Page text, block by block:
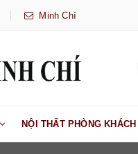
Minh Chí
NỘI THẤT PHÒNG KHÁCH